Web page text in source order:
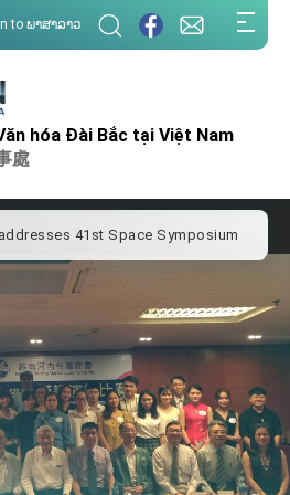
to ພາສາລາວ
hóa Đài Bắc tại Việt Nam
處
of the Ministry of Foreign
to open office in Arizona,
US exchanges and
41st Space Symposium
economic growth is a priority for
remarks for Lunar New Year
interviewed by AFP
holds press conference on
Economic Prosperity Partnership
Taiwan Panorama exhibit at
meets US delegation led by